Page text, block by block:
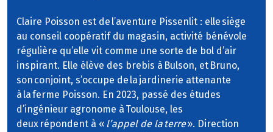
Claire Poisson est de l’aventure Pissenlit : elle siège
au conseil coopératif du magasin, activité bénévole
régulière qu’elle vit comme une sorte de bol d’air
inspirant. Elle élève des brebis à Bulson, et Bruno,
son conjoint, s’occupe de la jardinerie attenante
à la ferme Poisson. En 2023, passé des études
d’ingénieur agronome à Toulouse, les
deux répondent à « l’appel de la terre». Direction